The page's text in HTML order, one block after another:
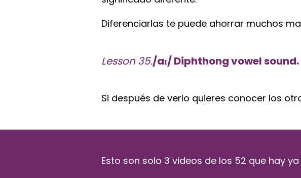
Diferenciarlas te puede ahorrar muchos
Lesson 35./aɪ/ Diphthong vowel sound.
Si después de verlo quieres conocer los
Esto son solo 3 videos de los 52 que hay